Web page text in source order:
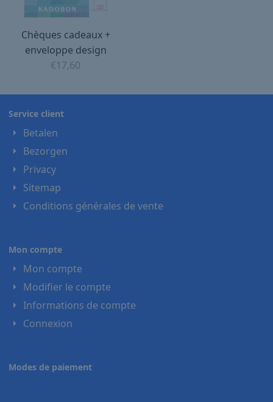
Chèques cadeaux +
enveloppe design
€17,60
Service client
Betalen
Bezorgen
Privacy
Sitemap
Conditions générales de vente
Mon compte
Mon compte
Modifier le compte
Informations de compte
Connexion
Modes de paiement